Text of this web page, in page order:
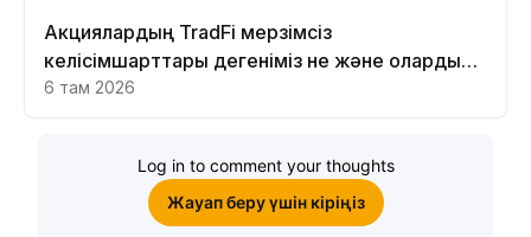
Акциялардың TradFi мерзімсіз
келісімшарттары дегеніміз не және оларды
Bybit платформасында неге саудалау керек?
6 там 2026
Log in to comment your thoughts
Жауап беру үшін кіріңіз